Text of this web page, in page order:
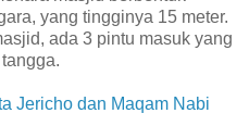
yang tingginya 15 meter.
ada 3 pintu masuk yang
Jericho dan Maqam Nabi